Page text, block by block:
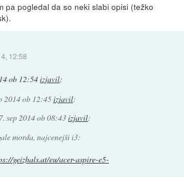
pa pogledal da so neki slabi opisi (težko
12:58
ob 12:54izjavil:
2014 ob 12:45izjavil:
sep 2014 ob 08:43izjavil:
morda, najcenejši i3:
geizhals.at/eu/acer-aspire-e5-